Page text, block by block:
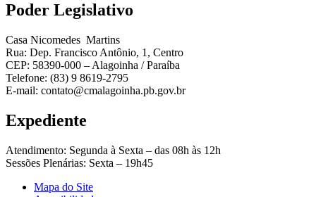
Poder Legislativo
Casa Nicomedes Martins
Rua: Dep. Francisco Antônio, 1, Centro
CEP: 58390-000 – Alagoinha / Paraíba
Telefone: (83) 9 8619-2795
E-mail: contato@cmalagoinha.pb.gov.br
Expediente
Atendimento: Segunda à Sexta – das 08h às 12h
Sessões Plenárias: Sexta – 19h45
Mapa do Site